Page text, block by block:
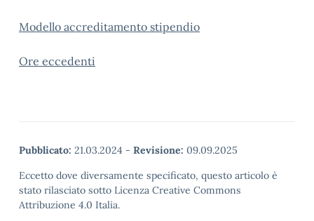
Modello accreditamento stipendio
Ore eccedenti
Pubblicato: 21.03.2024 - Revisione: 09.09.2025
Eccetto dove diversamente specificato, questo articolo è
stato rilasciato sotto Licenza Creative Commons
Attribuzione 4.0 Italia.